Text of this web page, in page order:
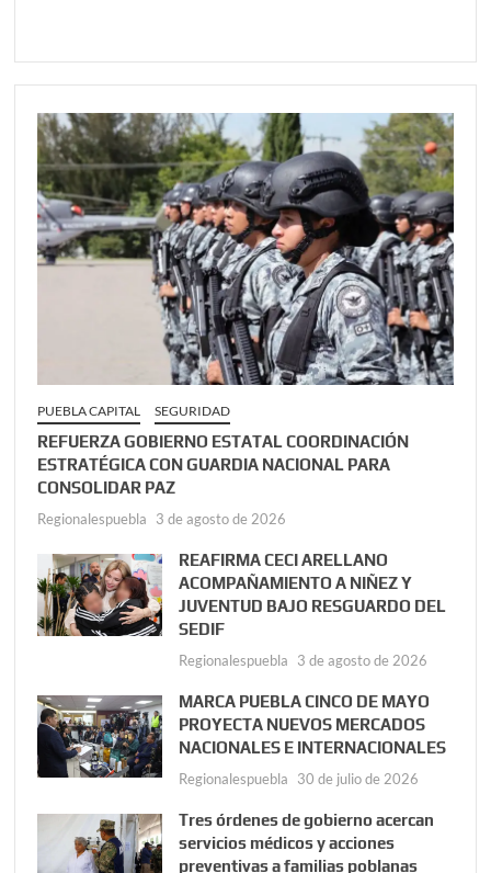
PUEBLA CAPITAL SEGURIDAD
REFUERZA GOBIERNO ESTATAL COORDINACIÓN
ESTRATÉGICA CON GUARDIA NACIONAL PARA
CONSOLIDAR PAZ
Regionalespuebla 3 de agosto de 2026
REAFIRMA CECI ARELLANO
ACOMPAÑAMIENTO A NIÑEZ Y
JUVENTUD BAJO RESGUARDO DEL
SEDIF
Regionalespuebla 3 de agosto de 2026
MARCA PUEBLA CINCO DE MAYO
PROYECTA NUEVOS MERCADOS
NACIONALES E INTERNACIONALES
Regionalespuebla 30 de julio de 2026
Tres órdenes de gobierno acercan
servicios médicos y acciones
preventivas a familias poblanas